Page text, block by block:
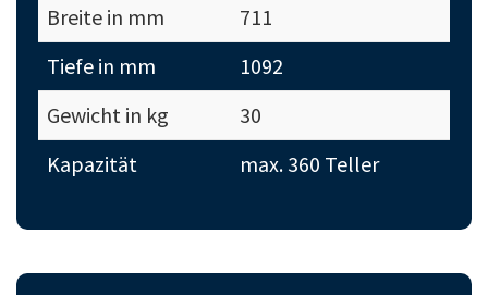
Breite in mm
711
Tiefe in mm
1092
Gewicht in kg
30
Kapazität
max. 360 Teller